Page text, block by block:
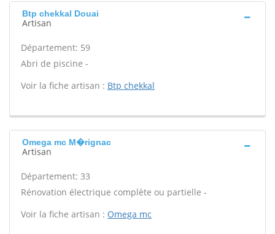
Btp chekkal Douai
Artisan
Département: 59
Abri de piscine -
Voir la fiche artisan : Btp chekkal
Omega mc M�rignac
Artisan
Département: 33
Rénovation électrique complète ou partielle -
Voir la fiche artisan : Omega mc